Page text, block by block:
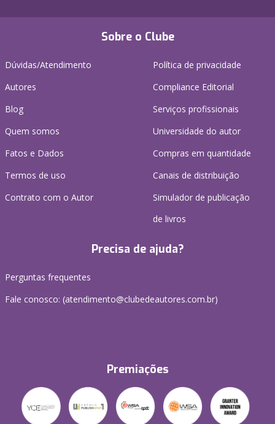
Sobre o Clube
Dúvidas/Atendimento
Autores
Blog
Quem somos
Fatos e Dados
Termos de uso
Contrato com o Autor
Política de privacidade
Compliance Editorial
Serviços profissionais
Universidade do autor
Compras em quantidade
Canais de distribuição
Simulador de publicação
de livros
Precisa de ajuda?
Perguntas frequentes
Fale conosco: (atendimento@clubedeautores.com.br)
Premiações